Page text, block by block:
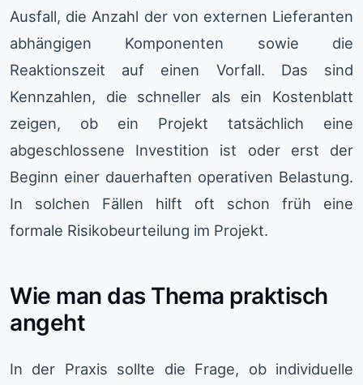
Ausfall, die Anzahl der von externen Lieferanten
abhängigen Komponenten sowie die
Reaktionszeit auf einen Vorfall. Das sind
Kennzahlen, die schneller als ein Kostenblatt
zeigen, ob ein Projekt tatsächlich eine
abgeschlossene Investition ist oder erst der
Beginn einer dauerhaften operativen Belastung.
In solchen Fällen hilft oft schon früh eine
formale Risikobeurteilung im Projekt.
Wie man das Thema praktisch
angeht
In der Praxis sollte die Frage, ob individuelle